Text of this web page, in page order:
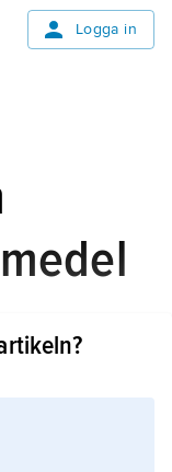
Logga in
på
ofta fortgått